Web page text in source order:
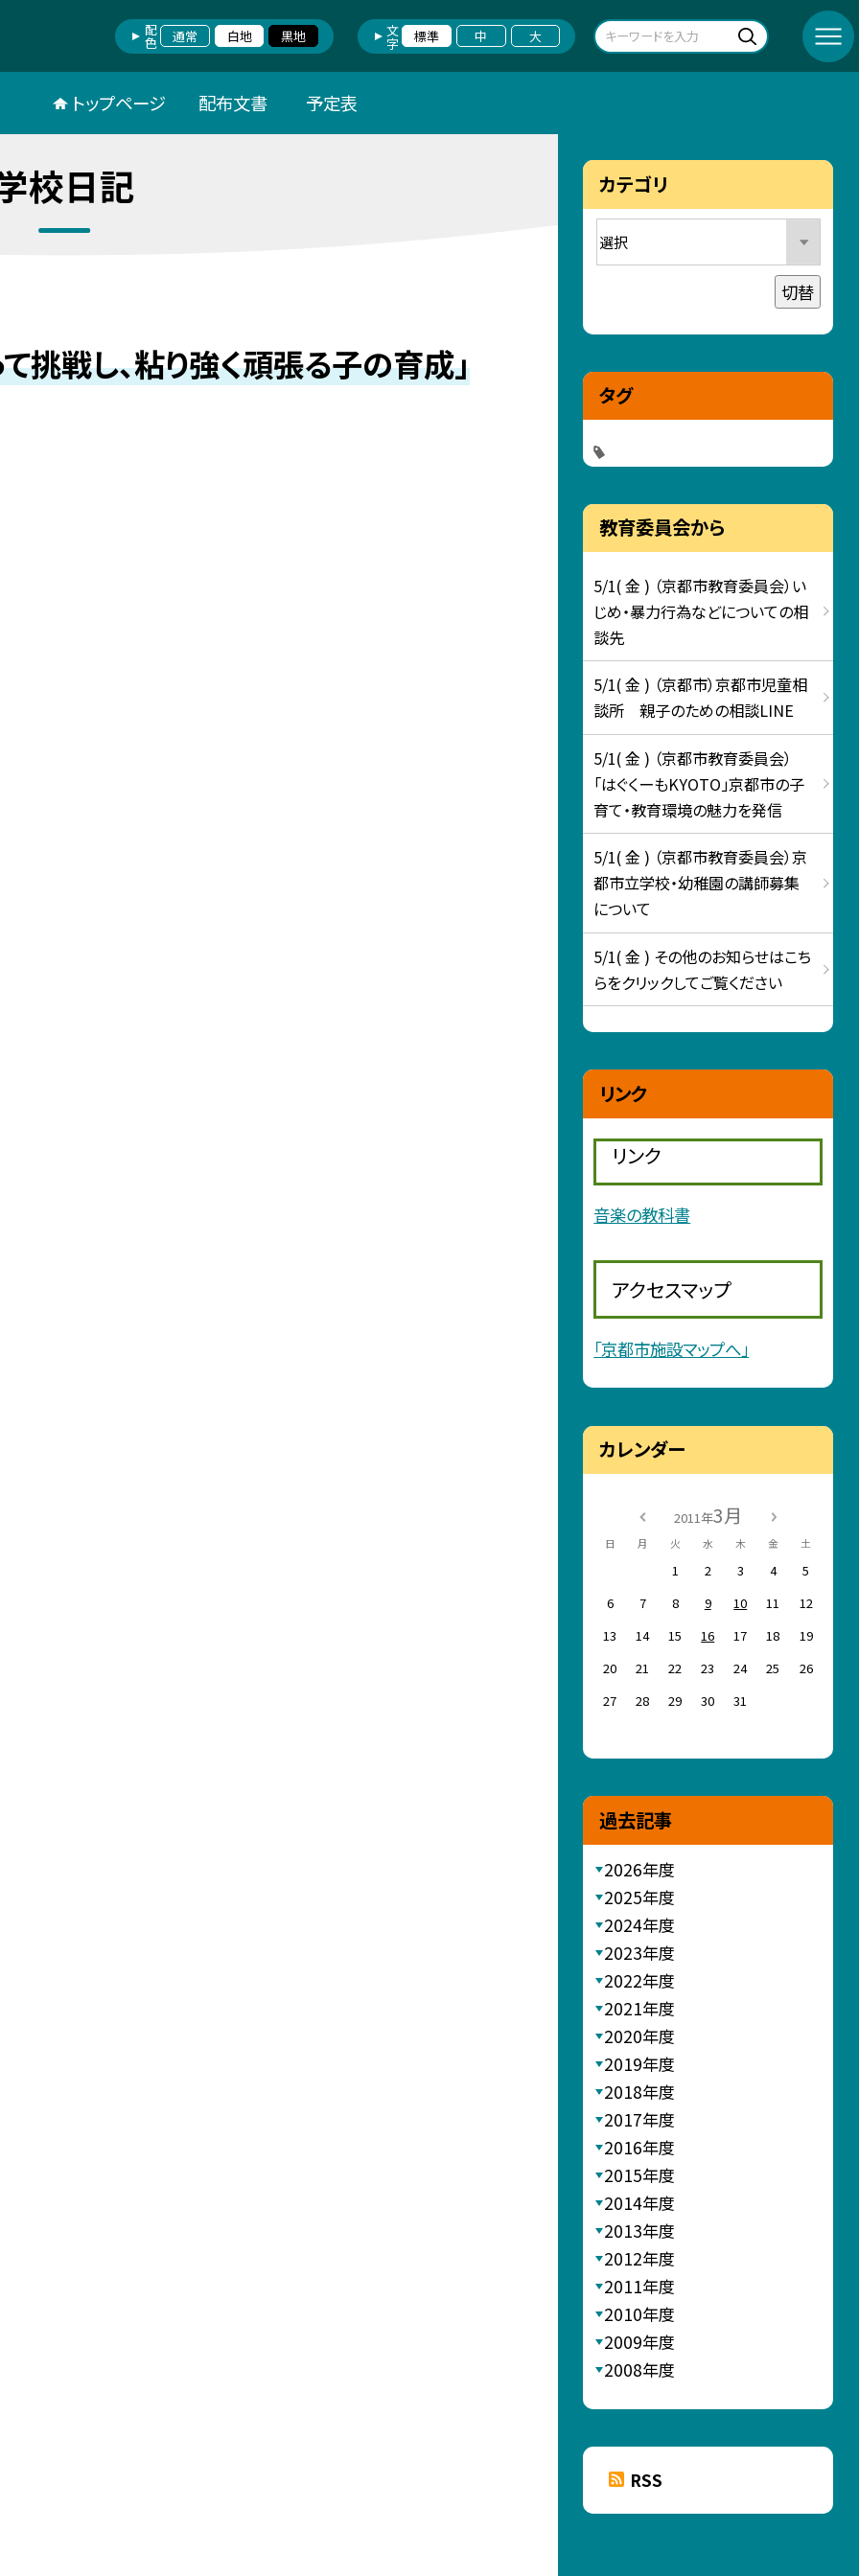
配色 通常 白地 黒地 文字 標準 中 大
トップページ 配布文書 予定表
校日記
挑戦し、粘り強く頑張る子の育成」
カテゴリ
切替
タグ
教育委員会から
5/1( 金 ) （京都市教育委員会）い
じめ・暴力行為などについての相
談先
5/1( 金 ) （京都市）京都市児童相
談所 親子のための相談LINE
5/1( 金 ) （京都市教育委員会）
「はぐくーもKYOTO」京都市の子
育て・教育環境の魅力を発信
5/1( 金 ) （京都市教育委員会）京
都市立学校・幼稚園の講師募集
について
5/1( 金 ) その他のお知らせはこち
らをクリックしてご覧ください
リンク
リンク
音楽の教科書
アクセスマップ
「京都市施設マップへ」
カレンダー
2011年3月
日 月 火 水 木 金 土
1 2 3 4
5
6
7 8 9 10 11
12
13
14 15 16 17 18
19
20
21 22 23 24 25
26
27
28 29 30 31
過去記事
2026年度
2025年度
2024年度
2023年度
2022年度
2021年度
2020年度
2019年度
2018年度
2017年度
2016年度
2015年度
2014年度
2013年度
2012年度
2011年度
2010年度
2009年度
2008年度
RSS